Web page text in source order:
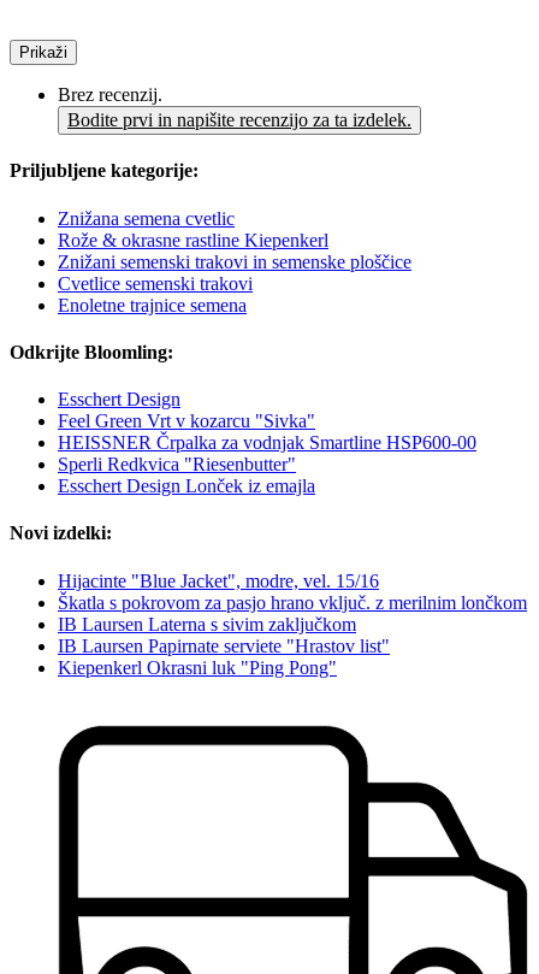
Prikaži
Brez recenzij.
Bodite prvi in napišite recenzijo za ta izdelek.
Priljubljene kategorije:
Znižana semena cvetlic
Rože & okrasne rastline Kiepenkerl
Znižani semenski trakovi in ​​semenske ploščice
Cvetlice semenski trakovi
Enoletne trajnice semena
Odkrijte Bloomling:
Esschert Design
Feel Green Vrt v kozarcu "Sivka"
HEISSNER Črpalka za vodnjak Smartline HSP600-00
Sperli Redkvica "Riesenbutter"
Esschert Design Lonček iz emajla
Novi izdelki:
Hijacinte "Blue Jacket", modre, vel. 15/16
Škatla s pokrovom za pasjo hrano vključ. z merilnim lončkom
IB Laursen Laterna s sivim zaključkom
IB Laursen Papirnate serviete "Hrastov list"
Kiepenkerl Okrasni luk "Ping Pong"